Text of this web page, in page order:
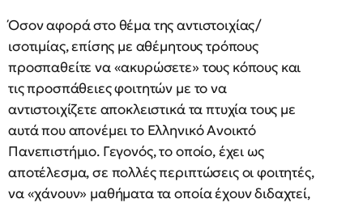
Όσον αφορά στο θέμα της αντιστοιχίας/
ισοτιμίας, επίσης με αθέμητους τρόπους
προσπαθείτε να «ακυρώσετε» τους κόπους και
τις προσπάθειες φοιτητών με το να
αντιστοιχίζετε αποκλειστικά τα πτυχία τους με
αυτά που απονέμει το Ελληνικό Ανοικτό
Πανεπιστήμιο. Γεγονός, το οποίο, έχει ως
αποτέλεσμα, σε πολλές περιπτώσεις οι φοιτητές,
να «χάνουν» μαθήματα τα οποία έχουν διδαχτεί,